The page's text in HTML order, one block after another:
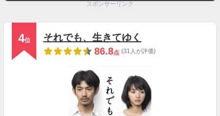
スポンサーリンク
4位
それでも、生きてゆく
86.8点 (31人が評価)